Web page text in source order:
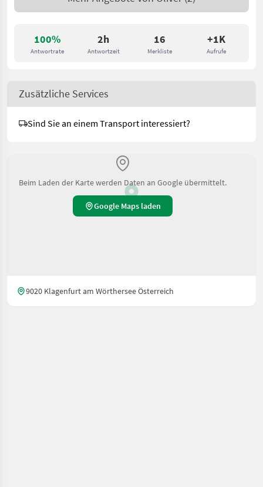
100%
Antwortrate
2h
Antwortzeit
16
Merkliste
+1K
Aufrufe
Zusätzliche Services
Sind Sie an einem Transport interessiert?
Beim Laden der Karte werden Daten an Google übermittelt.
Google Maps laden
9020 Klagenfurt am Wörthersee Österreich